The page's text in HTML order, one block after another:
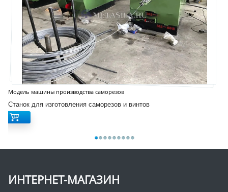
Модель машины производства саморезов
Станок для изготовления саморезов и винтов
ИНТЕРНЕТ-МАГАЗИН